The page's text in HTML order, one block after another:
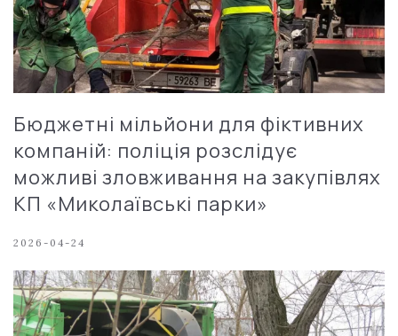
Бюджетні мільйони для фіктивних
компаній: поліція розслідує
можливі зловживання на закупівлях
КП «Миколаївські парки»
2026-04-24